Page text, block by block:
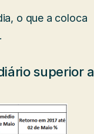
o que a coloca
superior a